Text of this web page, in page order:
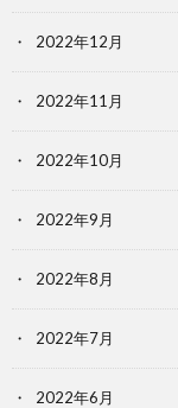
2022年12月
2022年11月
2022年10月
2022年9月
2022年8月
2022年7月
2022年6月